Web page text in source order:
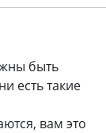
быть
есть такие
вам это